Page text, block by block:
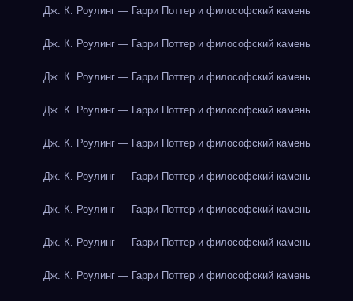
Дж. К. Роулинг — Гарри Поттер и философский камень
Дж. К. Роулинг — Гарри Поттер и философский камень
Дж. К. Роулинг — Гарри Поттер и философский камень
Дж. К. Роулинг — Гарри Поттер и философский камень
Дж. К. Роулинг — Гарри Поттер и философский камень
Дж. К. Роулинг — Гарри Поттер и философский камень
Дж. К. Роулинг — Гарри Поттер и философский камень
Дж. К. Роулинг — Гарри Поттер и философский камень
Дж. К. Роулинг — Гарри Поттер и философский камень